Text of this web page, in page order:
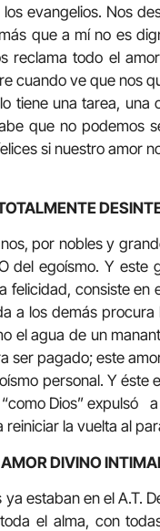
evangelios. Nos
que a mí no es
reclama todo el
cuando ve que nos
tiene una tarea,
que no podemos
si nuestro amor
por nobles y
del egoísmo. Y
felicidad, consiste en
a los demás
el agua de un
ser pagado; este
personal. Y éste
Dios” expulsó
la vuelta al
DIVINO
estaban en el A.T.
el alma, con